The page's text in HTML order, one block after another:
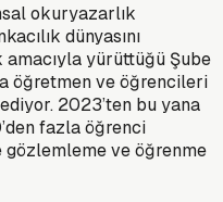
okuryazarlık
dünyasını
amacıyla yürüttüğü Şube
öğretmen ve öğrencileri
2023’ten bu yana
fazla öğrenci
ve öğrenme